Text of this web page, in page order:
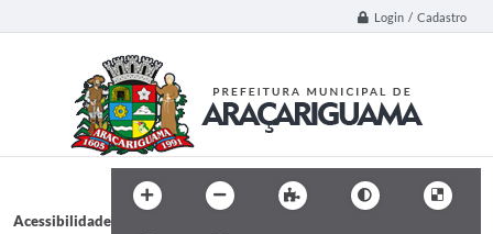
Login / Cadastro
Acessibilidade